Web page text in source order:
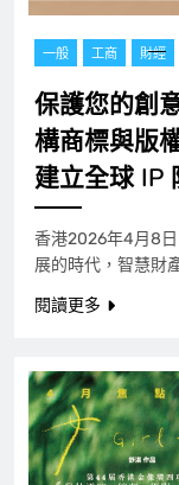
一般 工商 財經
保護您的創
構商標與版
建立全球 IP
香港2026年4月8
展的時代，智慧財
閱讀更多